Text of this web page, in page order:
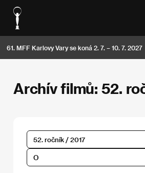
61. MFF Karlovy Vary se koná 2. 7. – 10. 7. 2027
Archív filmů: 52.
52. ročník / 2017
O